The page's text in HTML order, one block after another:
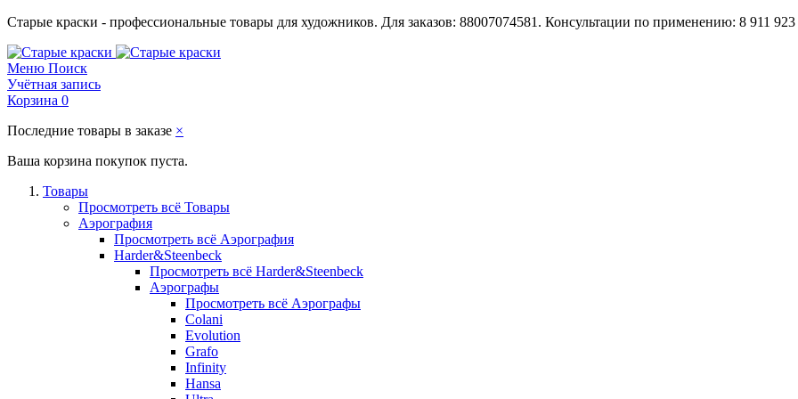
Старые краски - профессиональные товары для художников. Для заказов: 88007074581. Консультации по применению: 8 911 923
Меню Поиск
Учётная запись
Корзина 0
Последние товары в заказе ×
Ваша корзина покупок пуста.
Товары
Просмотреть всё Товары
Аэрография
Просмотреть всё Аэрография
Harder&Steenbeck
Просмотреть всё Harder&Steenbeck
Аэрографы
Просмотреть всё Аэрографы
Colani
Evolution
Grafo
Infinity
Hansa